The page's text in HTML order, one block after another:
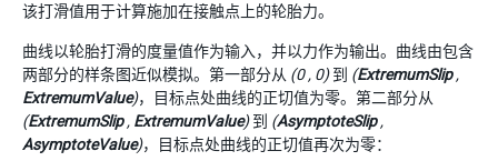
该打滑值用于计算施加在接触点上的轮胎力。
曲线以轮胎打滑的度量值作为输入，并以力作为输出。曲线由包含
两部分的样条图近似模拟。第一部分从 (0 , 0)到 (ExtremumSlip,
ExtremumValue)，目标点处曲线的正切值为零。第二部分从
(ExtremumSlip, ExtremumValue)到 (AsymptoteSlip,
AsymptoteValue)，目标点处曲线的正切值再次为零：